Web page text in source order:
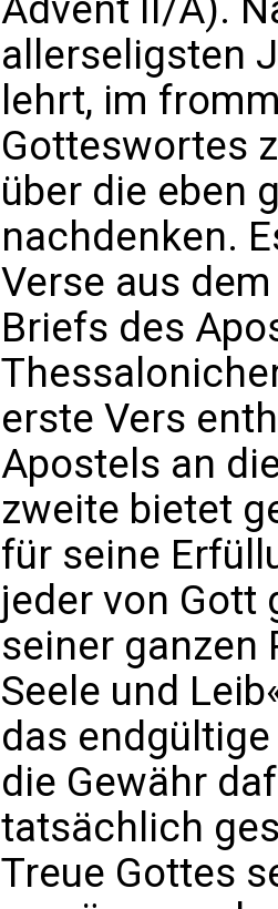
allerseligsten
lehrt, im
Gotteswortes
über die eben
nachdenken.
Verse aus
Briefs des
erste Vers
Apostels an
zweite bietet
für seine
jeder von Gott
seiner ganzen
Seele und
das
die Gewähr
tatsächlich
Treue Gottes